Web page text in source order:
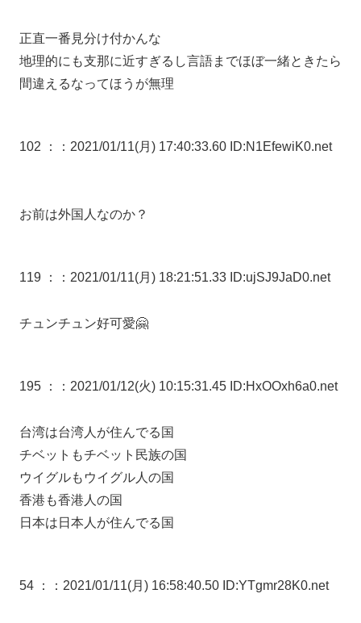
正直一番見分け付かんな
地理的にも支那に近すぎるし言語までほぼ一緒ときたら
間違えるなってほうが無理
102 ： ：2021/01/11(月) 17:40:33.60 ID:N1EfewiK0.net
お前は外国人なのか？
119 ： ：2021/01/11(月) 18:21:51.33 ID:ujSJ9JaD0.net
チュンチュン好可愛🤗
195 ： ：2021/01/12(火) 10:15:31.45 ID:HxOOxh6a0.net
台湾は台湾人が住んでる国
チベットもチベット民族の国
ウイグルもウイグル人の国
香港も香港人の国
日本は日本人が住んでる国
54 ： ：2021/01/11(月) 16:58:40.50 ID:YTgmr28K0.net